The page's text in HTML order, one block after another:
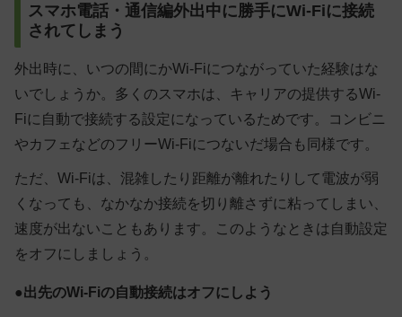
スマホ電話・通信編外出中に勝手にWi-Fiに接続
されてしまう
外出時に、いつの間にかWi-Fiにつながっていた経験はな
いでしょうか。多くのスマホは、キャリアの提供するWi-
Fiに自動で接続する設定になっているためです。コンビニ
やカフェなどのフリーWi-Fiにつないだ場合も同様です。
ただ、Wi-Fiは、混雑したり距離が離れたりして電波が弱
くなっても、なかなか接続を切り離さずに粘ってしまい、
速度が出ないこともあります。このようなときは自動設定
をオフにしましょう。
●出先のWi-Fiの自動接続はオフにしよう